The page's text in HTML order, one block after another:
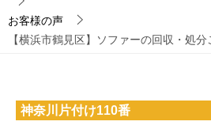
お客様の声
【横浜市鶴見区】ソファーの回収・処
神奈川片付け110番